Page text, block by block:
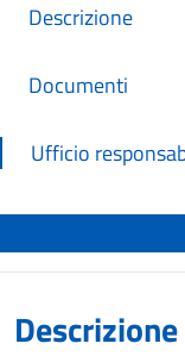
Descrizione
Documenti
Ufficio
Descrizione